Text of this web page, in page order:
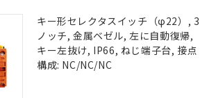
キー形セレクタスイッチ（φ22）, 3
ノッチ, 金属ベゼル, 左に自動復帰,
キー左抜け, IP66, ねじ端子台, 接点
構成: NC/NC/NC